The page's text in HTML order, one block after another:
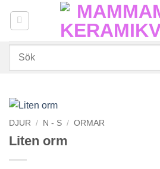
DJUR / N - S / ORMAR
Liten orm